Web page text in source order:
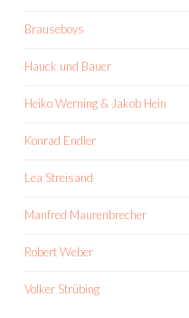
Brauseboys
Hauck und Bauer
Heiko Werning & Jakob Hein
Konrad Endler
Lea Streisand
Manfred Maurenbrecher
Robert Weber
Volker Strübing